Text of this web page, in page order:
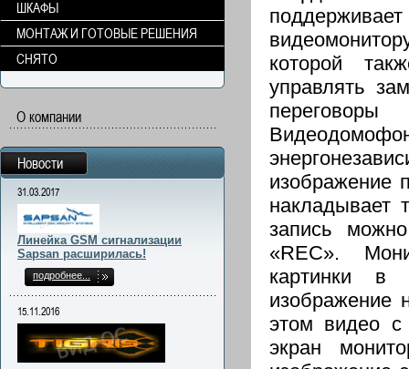
которой
управлять
переговоры
изображение
накладывает
запись
«REC».
картинки в
изображение
этом видео
экран
ШКАФЫ
МОНТАЖ И ГОТОВЫЕ РЕШЕНИЯ
СНЯТО
О компании
Новости
31.03.2017
Линейка GSM сигнализации
Sapsan расширилась!
подробнее...
15.11.2016